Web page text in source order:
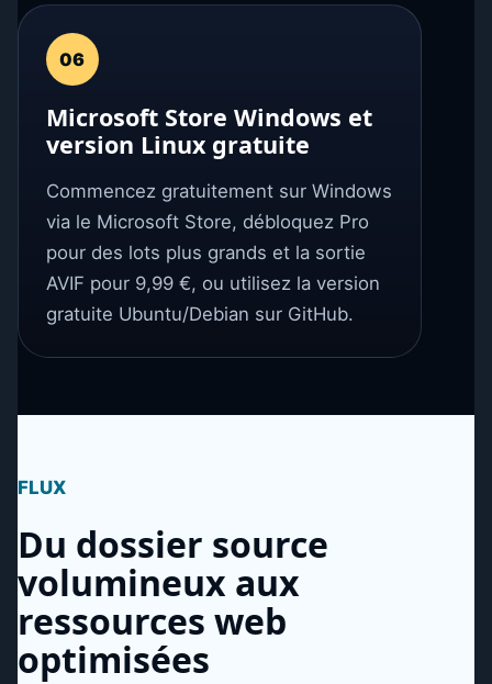
06
Microsoft Store Windows et
version Linux gratuite
Commencez gratuitement sur Windows
via le Microsoft Store, débloquez Pro
pour des lots plus grands et la sortie
AVIF pour 9,99 €, ou utilisez la version
gratuite Ubuntu/Debian sur GitHub.
FLUX
Du dossier source
volumineux aux
ressources web
optimisées